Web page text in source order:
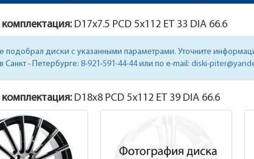
D17x7.5 PCD 5x112 ET 33 DIA 66.6
подобрал диски с указанными параметрами. Уточните
Санкт - Петербурге: 8-921-591-44-44или по e-mail: diski-
D18x8 PCD 5x112 ET 39 DIA 66.6